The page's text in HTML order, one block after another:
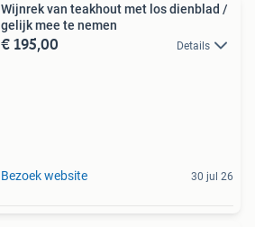
Wijnrek van teakhout met los dienblad /
gelijk mee te nemen
€ 195,00 Details
Bezoek website 30 jul 26